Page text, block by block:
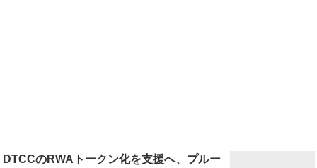
DTCCのRWAトークン化を支援へ、プルー